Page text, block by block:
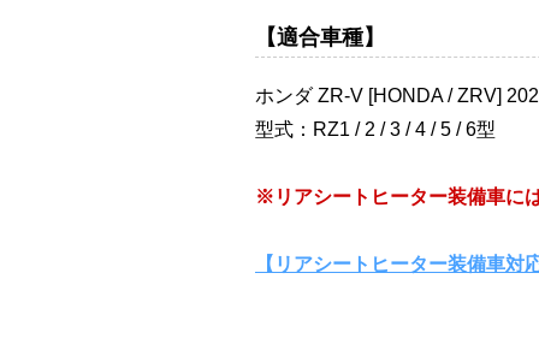
【適合車種】
ホンダ ZR-V [HONDA / ZRV]
型式：RZ1 / 2 / 3 / 4 / 5 / 6型
※リアシートヒーター装備車に
【リアシートヒーター装備車対